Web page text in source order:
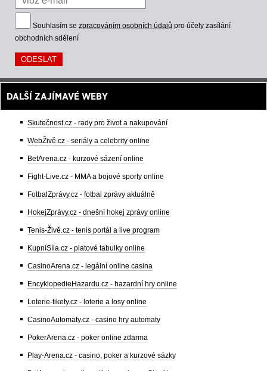
Souhlasím se zpracováním osobních údajů pro účely zasílání
obchodních sdělení
DALŠÍ ZAJÍMAVÉ WEBY
Skutečnost.cz - rady pro život a nakupování
WebŽivě.cz - seriály a celebrity online
BetArena.cz - kurzové sázení online
Fight-Live.cz - MMA a bojové sporty online
FotbalZprávy.cz - fotbal zprávy aktuálně
HokejZprávy.cz - dnešní hokej zprávy online
Tenis-Živě.cz - tenis portál a live program
KupníSíla.cz - platové tabulky online
CasinoArena.cz - legální online casina
EncyklopedieHazardu.cz - hazardní hry online
Loterie-tikety.cz - loterie a losy online
CasinoAutomaty.cz - casino hry automaty
PokerArena.cz - poker online zdarma
Play-Arena.cz - casino, poker a kurzové sázky